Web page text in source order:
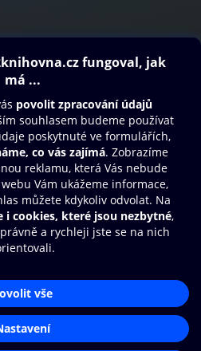
údajů
Aplikace O2 Knihovna
a poslouchej své e-knihy a
rychleji a pohodlněji.